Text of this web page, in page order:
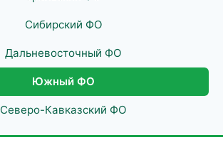
Сибирский ФО
Дальневосточный ФО
Южный ФО
Северо-Кавказский ФО